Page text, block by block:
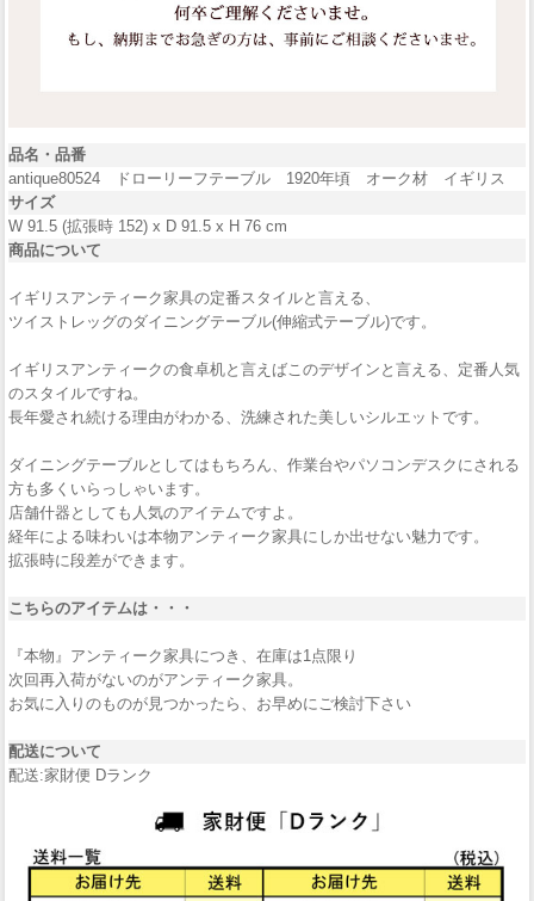
品名・品番
antique80524 ドローリーフテーブル 1920年頃 オーク材 イギリス
サイズ
W 91.5 (拡張時 152) x D 91.5 x H 76 cm
商品について
イギリスアンティーク家具の定番スタイルと言える、
ツイストレッグのダイニングテーブル(伸縮式テーブル)です。
イギリスアンティークの食卓机と言えばこのデザインと言える、定番人気
のスタイルですね。
長年愛され続ける理由がわかる、洗練された美しいシルエットです。
ダイニングテーブルとしてはもちろん、作業台やパソコンデスクにされる
方も多くいらっしゃいます。
店舗什器としても人気のアイテムですよ。
経年による味わいは本物アンティーク家具にしか出せない魅力です。
拡張時に段差ができます。
こちらのアイテムは・・・
『本物』アンティーク家具につき、在庫は1点限り
次回再入荷がないのがアンティーク家具。
お気に入りのものが見つかったら、お早めにご検討下さい
配送について
配送:家財便 Dランク